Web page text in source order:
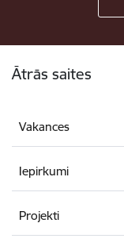
Ātrās saites
Vakances
Iepirkumi
Projekti